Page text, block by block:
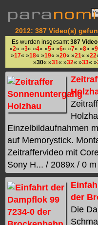
2012: 387 Video(s)
Es wurden insgesamt 387
»2« »3« »4« »5« »6« »7« »8« »9
»17« »18« »19« »20« »21« »22
»30« »31« »32« »33« »
Einzelbildaufnahmen
auf Memorystick.
Zeitraffervideo mit
Sony H... / 2089x / 0
der
Die